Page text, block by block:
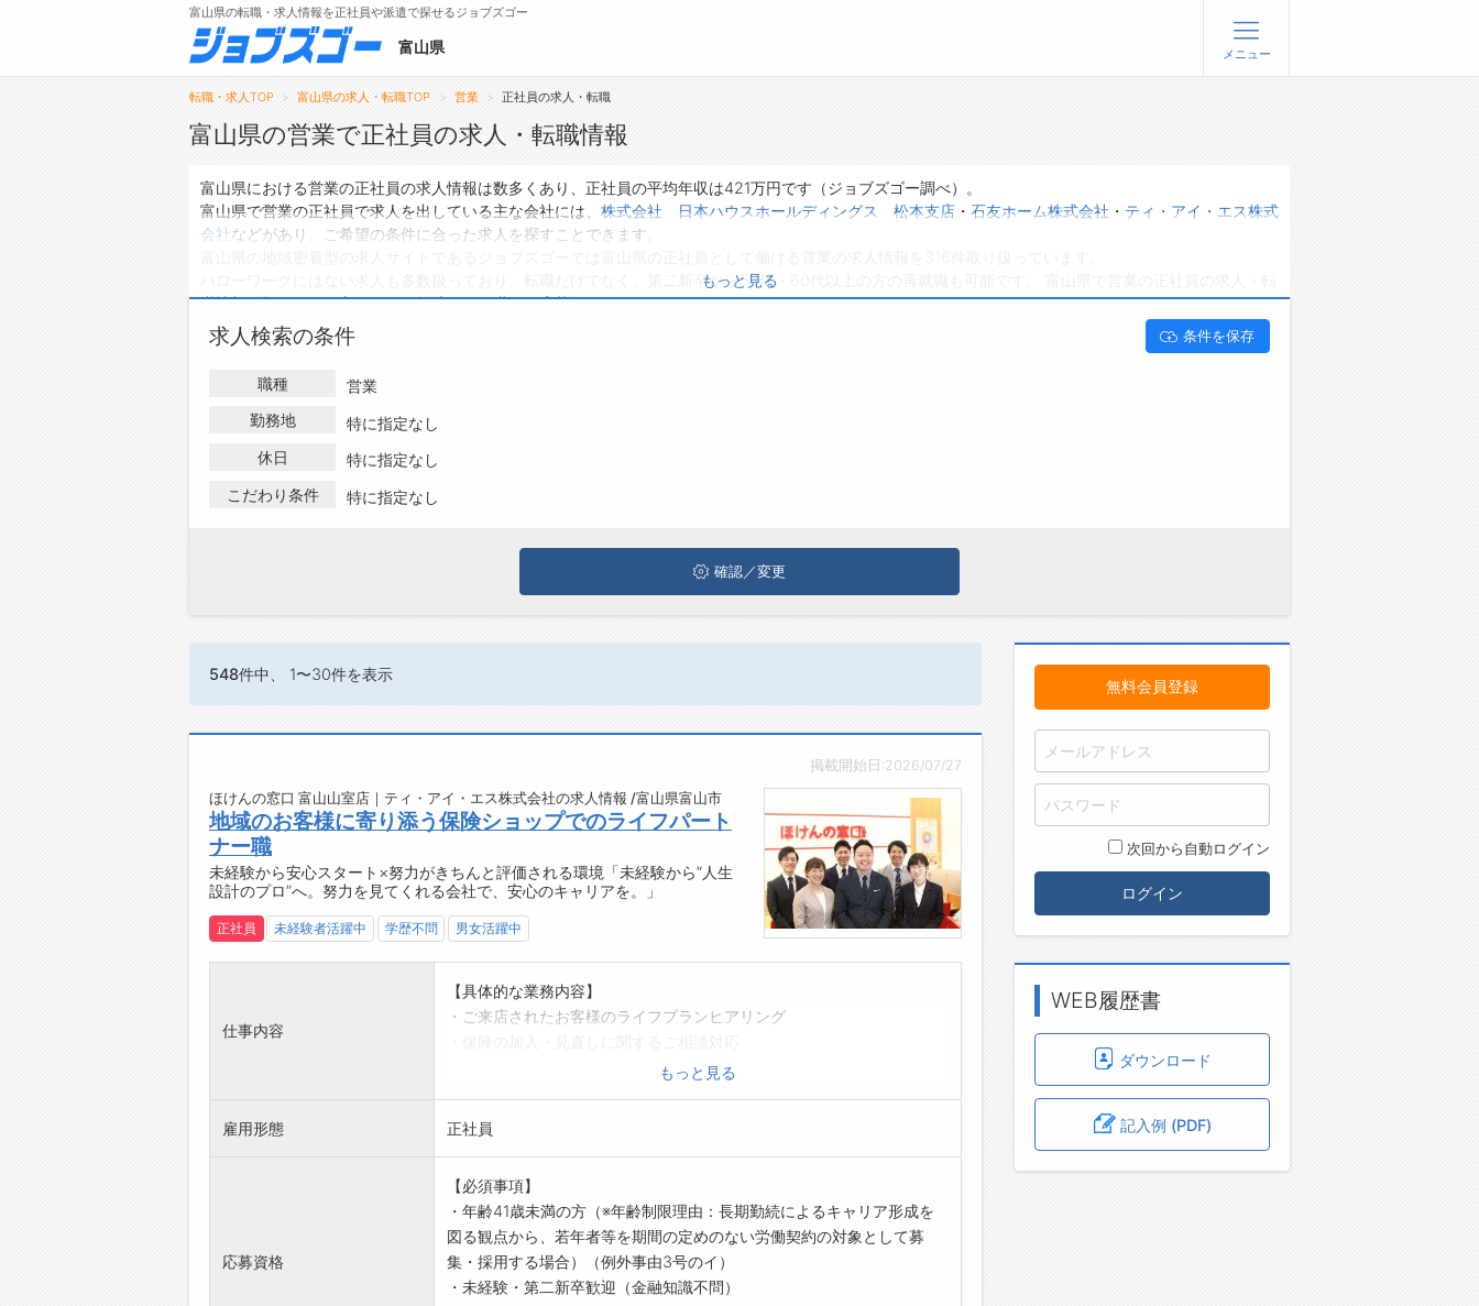
メニュー
トップ
転職支援サービスについて
転職ノウハウ(応募書類の書き方・面接対策な
転職・採用コラム
富山県の転職・求人情報を正社員や派遣で探せるジョブズゴー
富山県 メニュー
転職・求人TOP 富山県の求人・転職TOP 営業 正社員の求人・転職
富山県の営業で正社員の求人・転職情報
富山県における営業の正社員の求人情報は数多くあり、正社員の平均年収は421万円です（ジョブズゴー調べ）。
富山県で営業の正社員で求人を出している主な会社には、 株式会社 日本ハウスホールディングス 松本支店 ・ 石友ホーム株式会社 ・ ティ・アイ・エス株式
会社などがあり、ご希望の条件に合った求人を探すことできます。
ハローワークにはない求人も多数扱っており、転職だけでなく、第二新卒から50代・60代以上の方の再就職も可能です。 富山県で営業の正社員の求人・転
職情報を探している方は、ぜひ興味のある職種に応募してみてくださいね。
もっと見る
求人検索の条件 条件を保存
職種
営業
勤務地
特に指定なし
休日
特に指定なし
こだわり条件
特に指定なし
確認／変更
548件中、 1〜30件を表示
掲載開始日:2026/07/27
ほけんの窓口 富山山室店｜ティ・アイ・エス株式会社の求人情報 /富山県富山市
地域のお客様に寄り添う保険ショップでのライフパート
ナー職
未経験から安心スタート×努力がきちんと評価される環境「未経験から“人生
設計のプロ”へ。努力を見てくれる会社で、安心のキャリアを。」
正社員 未経験者活躍中 学歴不問 男女活躍中
仕事内容
【具体的な業務内容】
・ご来店されたお客様のライフプランヒアリング
・生保・損保を含む複数社商品の比較提案
・顧客データ管理、来店予約対応
9:30 朝礼・店舗ミーティング
10:00 予約のお客様と面談（保険見直しのご相談）
12:00 ランチ休憩
13:00 新規来店対応・資料作成
15:00 契約手続きやフォローコール
もっと見る
雇用形態 正社員
応募資格
【必須事項】
・年齢41歳未満の方（※年齢制限理由：長期勤続によるキャリア形成を
図る観点から、若年者等を期間の定めのない労働契約の対象として募
集・採用する場合）（例外事由3号のイ）
・未経験・第二新卒歓迎（金融知識不問）
無料会員登録
次回から自動ログイン
ログイン
WEB履歴書
ダウンロード
記入例 (PDF)